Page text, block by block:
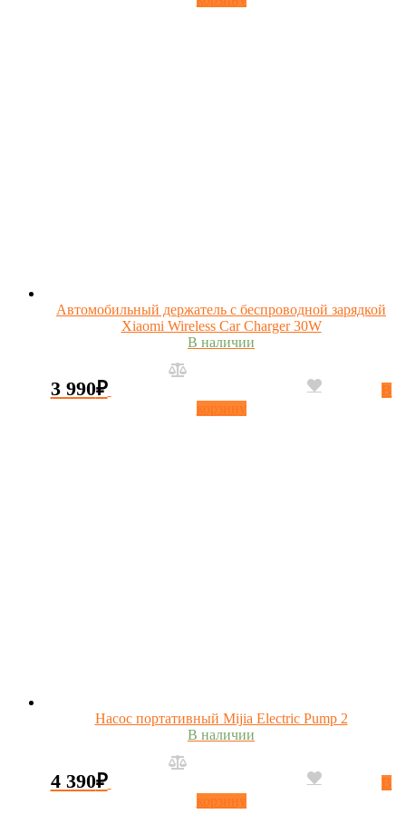
Автомобильный держатель с беспроводной зарядкой
Xiaomi Wireless Car Charger 30W
В наличии
3 990₽
Насос портативный Mijia Electric Pump 2
В наличии
4 390₽